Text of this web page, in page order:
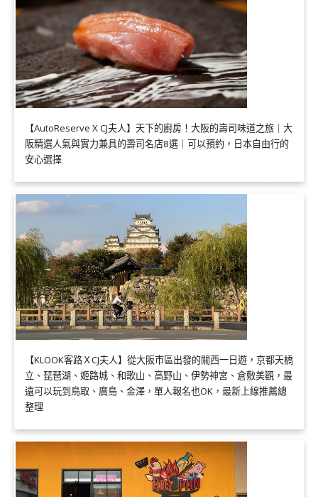
【AutoReserve X CJ夫人】天下的廚房！大阪的壽司味道之旅｜大
阪精選人氣與實力兼具的壽司名店8選｜可以預約，日本自由行的
安心選擇
【KLOOK客路ＸCJ夫人】從大阪市區出發的關西一日遊，京都天橋
立、琵琶湖、姬路城、和歌山、高野山、伊勢神宮、倉敷美觀，最
遠可以玩到鳥取、廣島、金澤，單人報名也OK，最新上線推薦總
整理